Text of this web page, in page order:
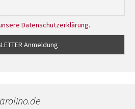
Datenschutzerklärung.